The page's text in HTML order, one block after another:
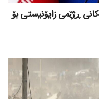
ڕژێمی زایۆنیستی بۆ